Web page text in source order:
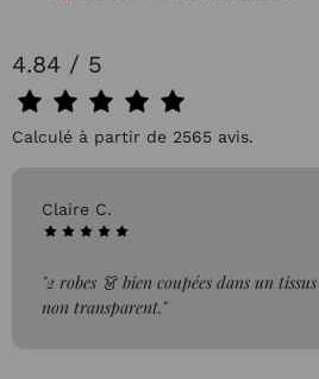
4.84 / 5
Calculé à partir de 2565 avis.
Claire C.
"2 robes 👗 bien coupées dans un
non transparent."